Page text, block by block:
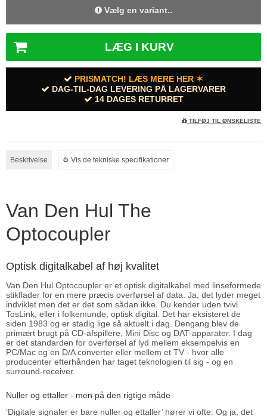
Vælg en variant..
LÆG I KURV
PRISMATCH! LÆS MERE HER ✶
DAG-TIL-DAG LEVERING PÅ LAGERVARER
14 DAGES RETURRET
TILFØJ TIL ØNSKELISTE
Beskrivelse ⚙︎ Vis de tekniske specifikationer
Van Den Hul The
Optocoupler
Optisk digitalkabel af høj kvalitet
Van Den Hul Optocoupler er et optisk digitalkabel med linseformede
stikflader for en mere præcis overførsel af data. Ja, det lyder meget
indviklet men det er det som sådan ikke. Du kender uden tvivl
TosLink, eller i folkemunde, optisk digital. Det har eksisteret de
siden 1983 og er stadig lige så aktuelt i dag. Dengang blev de
primært brugt på CD-afspillere, Mini Disc og DAT-apparater. I dag
er det standarden for overførsel af lyd mellem eksempelvis en
PC/Mac og en D/A converter eller mellem et TV - hvor alle
producenter efterhånden har taget teknologien til sig - og en
surround-receiver.
Nuller og ettaller - men på den rigtige måde
‘Digitale signaler er bare nuller og ettaller’ hører vi ofte. Og ja, det